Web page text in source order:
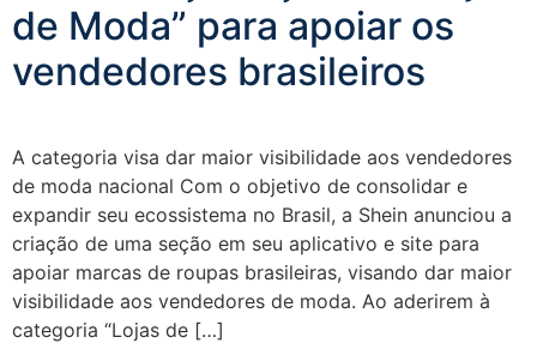
de Moda” para apoiar os
vendedores brasileiros
A categoria visa dar maior visibilidade aos vendedores
de moda nacional Com o objetivo de consolidar e
expandir seu ecossistema no Brasil, a Shein anunciou a
criação de uma seção em seu aplicativo e site para
apoiar marcas de roupas brasileiras, visando dar maior
visibilidade aos vendedores de moda. Ao aderirem à
categoria “Lojas de […]